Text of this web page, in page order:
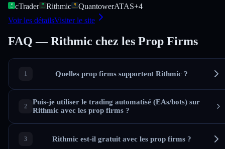
cTrader
Rithmic QuantowerATAS+4
Voir les détailsVisiter le site
FAQ — Rithmic chez les Prop Firms
Quelles prop firms supportent Rithmic ?
Puis-je utiliser le trading automatisé (EAs/bots) sur
Rithmic avec les prop firms ?
Rithmic est-il gratuit avec les prop firms ?